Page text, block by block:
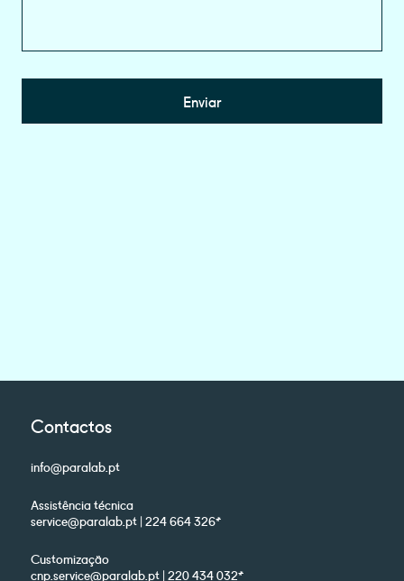
Enviar
Contactos
info@paralab.pt
Assistência técnica
service@paralab.pt | 224 664 326*
Customização
cnp.service@paralab.pt | 220 434 032*